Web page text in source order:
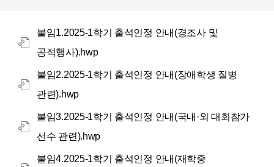
붙임1.2025-1학기 출석인정 안내(경조사 및
공적행사).hwp
붙임2.2025-1학기 출석인정 안내(장애학생 질병
관련).hwp
붙임3.2025-1학기 출석인정 안내(국내·외 대회참가
선수 관련).hwp
붙임4.2025-1학기 출석인정 안내(재학중